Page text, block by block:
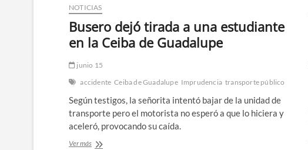
tráfico
en
los
chorros
NOTICIAS
Busero dejó tirada a una estudiante
en la Ceiba de Guadalupe
junio 15
accidente Ceiba de Guadalupe Imprudencia transporte público
Según testigos, la señorita intentó bajar de la unidad de
transporte pero el motorista no esperó a que lo hiciera y
aceleró, provocando su caída.
Ver másBusero